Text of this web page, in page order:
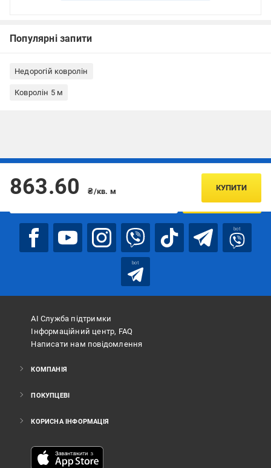
Популярні запити
Недорогій ковролін
Ковролін 5 м
863.60 ₴/кв. м КУПИТИ
Підписуйтесь, щоб дізнаватись першим про акції та пропозиції
ПІДПИСАТИСЯ
bot
bot
АІ Служба підтримки
Інформаційний центр, FAQ
Написати нам повідомлення
КОМПАНІЯ
ПОКУПЦЕВІ
КОРИСНА ІНФОРМАЦІЯ